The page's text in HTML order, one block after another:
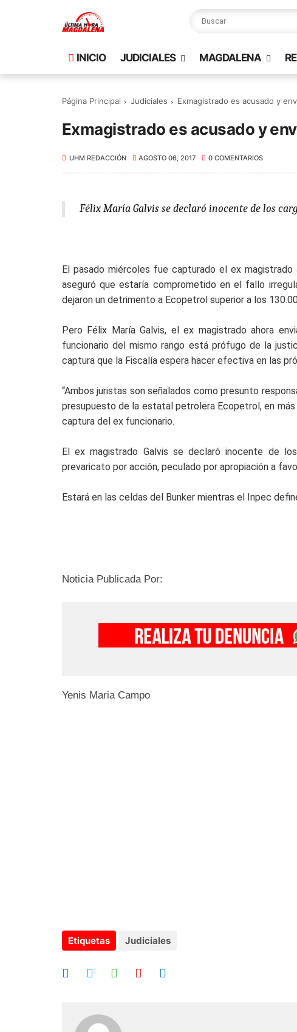
INICIO JUDICIALES MAGDALENA
Página Principal Judiciales Exmagistrado es acusado y
Exmagistrado es acusado y
UHM REDACCIÓN AGOSTO 06, 2017 0 COMENTARIOS
Félix María Galvis se declaró inocente de los
El pasado miércoles fue capturado el ex
aseguró que estaría comprometido en el fallo
dejaron un detrimento a Ecopetrol superior a los
Pero Félix María Galvis, el ex magistrado ahora
funcionario del mismo rango está prófugo de la
captura que la Fiscalía espera hacer efectiva en las
“Ambos juristas son señalados como presunto
presupuesto de la estatal petrolera Ecopetrol, en
captura del ex funcionario.
El ex magistrado Galvis se declaró inocente de
prevaricato por acción, peculado por apropiación a
Estará en las celdas del Bunker mientras el Inpec
Noticia Publicada Por:
Yenis Maria Campo
Etiquetas Judiciales